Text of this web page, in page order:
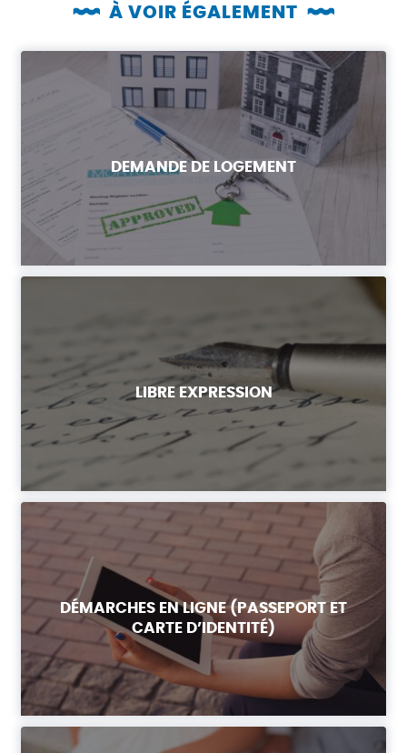
À VOIR ÉGALEMENT
DEMANDE DE LOGEMENT
LIBRE EXPRESSION
DÉMARCHES EN LIGNE (PASSEPORT ET
CARTE D’IDENTITÉ)